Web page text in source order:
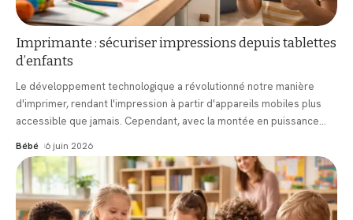
Imprimante : sécuriser impressions depuis tablettes
d’enfants
Le développement technologique a révolutionné notre manière
d'imprimer, rendant l'impression à partir d'appareils mobiles plus
accessible que jamais. Cependant, avec la montée en puissance…
Bébé 6 juin 2026